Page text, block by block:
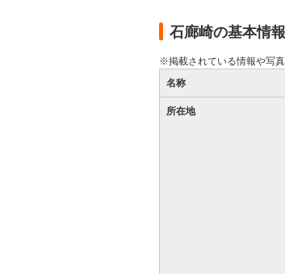
石廊崎の基本情報
※掲載されている情報や写
名称
所在地